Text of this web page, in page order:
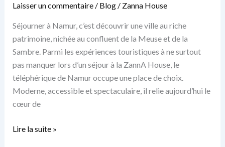
Laisser un commentaire / Blog/ Zanna House
Séjourner à Namur, c’est découvrir une ville au riche
patrimoine, nichée au confluent de la Meuse et de la
Sambre. Parmi les expériences touristiques à ne surtout
pas manquer lors d’un séjour à la ZannA House, le
téléphérique de Namur occupe une place de choix.
Moderne, accessible et spectaculaire, il relie aujourd’hui le
cœur de
Le
Lire la suite »